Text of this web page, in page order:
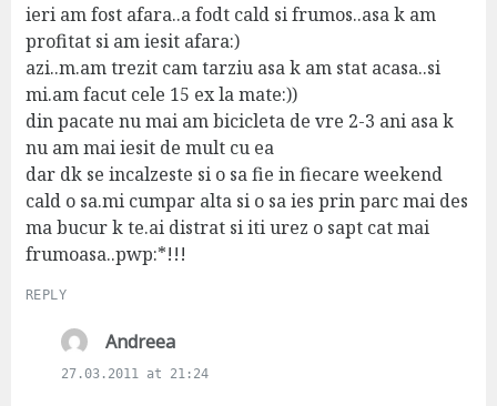
s
:
ieri am fost afara..a fodt cald si frumos..asa k am
profitat si am iesit afara:)
azi..m.am trezit cam tarziu asa k am stat acasa..si
mi.am facut cele 15 ex la mate:))
din pacate nu mai am bicicleta de vre 2-3 ani asa k
nu am mai iesit de mult cu ea
dar dk se incalzeste si o sa fie in fiecare weekend
cald o sa.mi cumpar alta si o sa ies prin parc mai des
ma bucur k te.ai distrat si iti urez o sapt cat mai
frumoasa..pwp:*!!!
REPLY
Andreeas
a
27.03.2011 at 21:24